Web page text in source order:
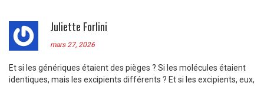
Juliette Forlini
mars 27, 2026
Et si les génériques étaient des pièges ? Si les molécules étaient
identiques, mais les excipients différents ? Et si les excipients, eux,